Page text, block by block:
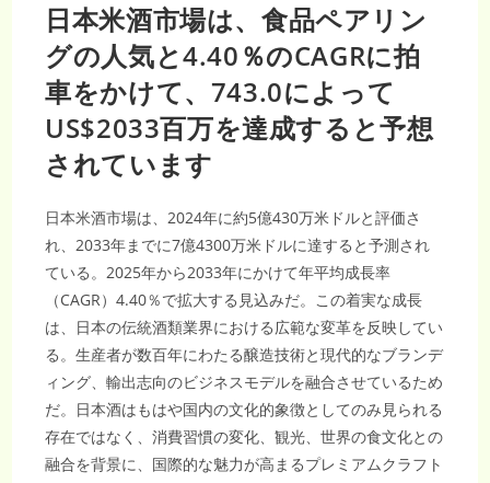
日本米酒市場は、食品ペアリン
グの人気と4.40％のCAGRに拍
車をかけて、743.0によって
US$2033百万を達成すると予想
されています
日本米酒市場は、2024年に約5億430万米ドルと評価さ
れ、2033年までに7億4300万米ドルに達すると予測され
ている。2025年から2033年にかけて年平均成長率
（CAGR）4.40％で拡大する見込みだ。この着実な成長
は、日本の伝統酒類業界における広範な変革を反映してい
る。生産者が数百年にわたる醸造技術と現代的なブランデ
ィング、輸出志向のビジネスモデルを融合させているため
だ。日本酒はもはや国内の文化的象徴としてのみ見られる
存在ではなく、消費習慣の変化、観光、世界の食文化との
融合を背景に、国際的な魅力が高まるプレミアムクラフト